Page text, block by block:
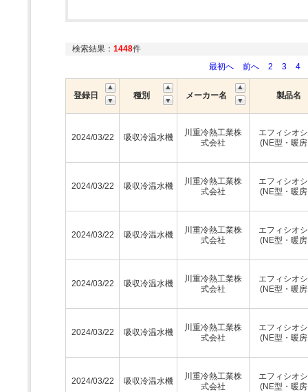
検索結果： 1448件
最初へ
前へ 2 3 4
登録日 種別 メーカー名 製品名
2024/03/22 吸収冷温水機
川重冷熱工業株
式会社
エフィシオ
(NE型・暖
2024/03/22 吸収冷温水機
川重冷熱工業株
式会社
エフィシオ
(NE型・暖
2024/03/22 吸収冷温水機
川重冷熱工業株
式会社
エフィシオ
(NE型・暖
2024/03/22 吸収冷温水機
川重冷熱工業株
式会社
エフィシオ
(NE型・暖
2024/03/22 吸収冷温水機
川重冷熱工業株
式会社
エフィシオ
(NE型・暖
2024/03/22 吸収冷温水機
川重冷熱工業株
式会社
エフィシオ
(NE型・暖